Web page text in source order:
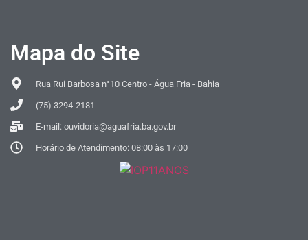
Mapa do Site
Rua Rui Barbosa n°10 Centro - Água Fria - Bahia
(75) 3294-2181
E-mail: ouvidoria@aguafria.ba.gov.br
Horário de Atendimento: 08:00 às 17:00